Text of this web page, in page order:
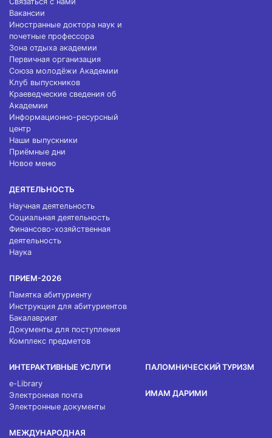
Вакансии
Иностранные доктора наук и
почетные профессора
Зона отдыха академии
Первичная организация
Союза молодёжи Академии
Клуб выпускников
Краеведческие сведения об
Академии
Информационно-ресурсный
центр
Наши выпускники
Приёмные дни
Новое меню
ДЕЯТЕЛЬНОСТЬ
Научная деятельность
Социальная деятельность
Финансово-хозяйственная
деятельность
Наука
ПРИЕМ-2026
Памятка абитуриенту
Инструкция для абитуриентов
Бакалавриат
Документы для поступления
Комплекс предметов
ИНТЕРАКТИВНЫЕ УСЛУГИ
e-Library
Электронная почта
Электронные документы
МЕЖДУНАРОДНАЯ
ПАЛОМНИЧЕСКИЙ ТУРИЗМ
ИМАМ ДАРИМИ